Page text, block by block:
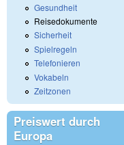
Gesundheit
Reisedokumente
Sicherheit
Spielregeln
Telefonieren
Vokabeln
Zeitzonen
Preiswert durch
Europa